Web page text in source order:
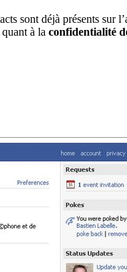
sont déjà présents sur
à la confidentialité